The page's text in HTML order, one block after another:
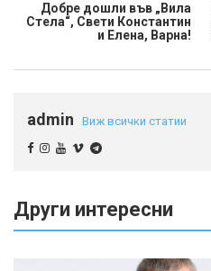
Добре дошли във „Вила
Стела“, Свети Константин
и Елена, Варна!
admin Виж всички статии
Други интересни